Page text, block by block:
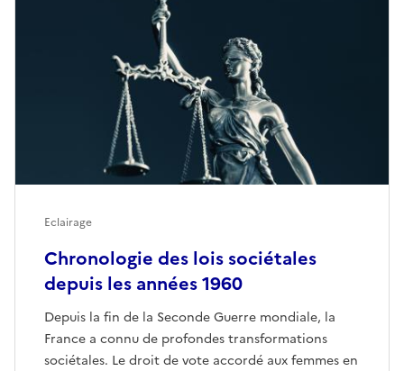
Chronologie des lois sociétales
depuis les années 1960
Depuis la fin de la Seconde Guerre mondiale, la
France a connu de profondes transformations
sociétales. Le droit de vote accordé aux femmes en
Eclairage